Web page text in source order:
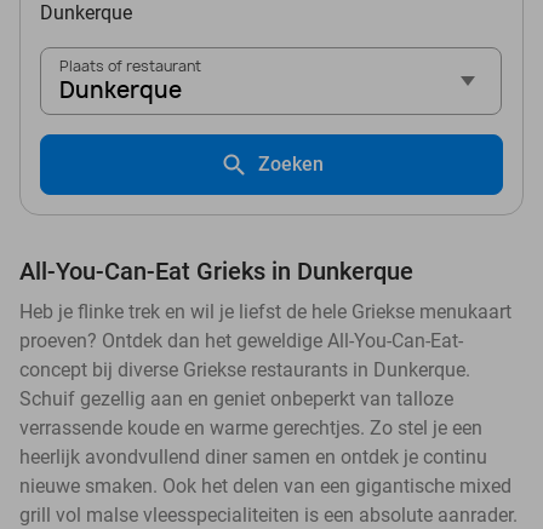
Dunkerque
Plaats of restaurant
Dunkerque
Zoeken
All-You-Can-Eat Grieks in Dunkerque
Heb je flinke trek en wil je liefst de hele Griekse menukaart
proeven? Ontdek dan het geweldige All-You-Can-Eat-
concept bij diverse Griekse restaurants in Dunkerque.
Schuif gezellig aan en geniet onbeperkt van talloze
verrassende koude en warme gerechtjes. Zo stel je een
heerlijk avondvullend diner samen en ontdek je continu
nieuwe smaken. Ook het delen van een gigantische mixed
grill vol malse vleesspecialiteiten is een absolute aanrader.